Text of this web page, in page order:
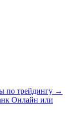
по трейдингу →
Онлайн или